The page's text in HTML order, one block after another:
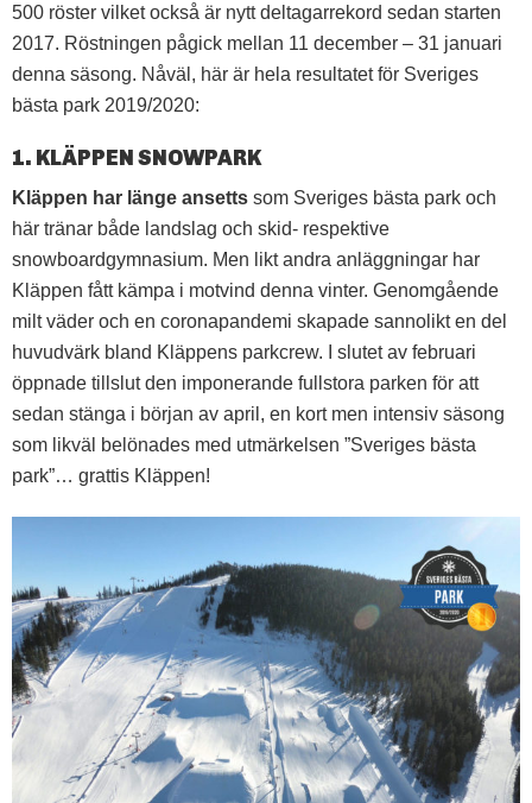
500 röster vilket också är nytt deltagarrekord sedan starten
2017. Röstningen pågick mellan 11 december – 31 januari
denna säsong. Nåväl, här är hela resultatet för Sveriges
bästa park 2019/2020:
1. KLÄPPEN SNOWPARK
Kläppen har länge ansetts som Sveriges bästa park och
här tränar både landslag och skid- respektive
snowboardgymnasium. Men likt andra anläggningar har
Kläppen fått kämpa i motvind denna vinter. Genomgående
milt väder och en coronapandemi skapade sannolikt en del
huvudvärk bland Kläppens parkcrew. I slutet av februari
öppnade tillslut den imponerande fullstora parken för att
sedan stänga i början av april, en kort men intensiv säsong
som likväl belönades med utmärkelsen ”Sveriges bästa
park”… grattis Kläppen!